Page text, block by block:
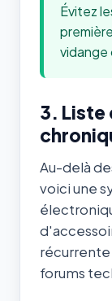
Évitez
vidange
3. Liste
Au-delà
voici une
récurrente
forums